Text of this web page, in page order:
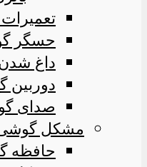
حسگر
داغ
دوربین
صدای
مشکل
حافظه